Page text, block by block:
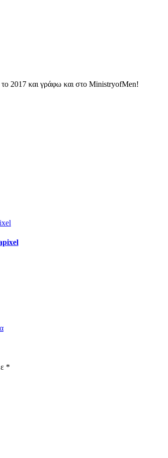
2017 και γράφω και στο MinistryofMen!
*